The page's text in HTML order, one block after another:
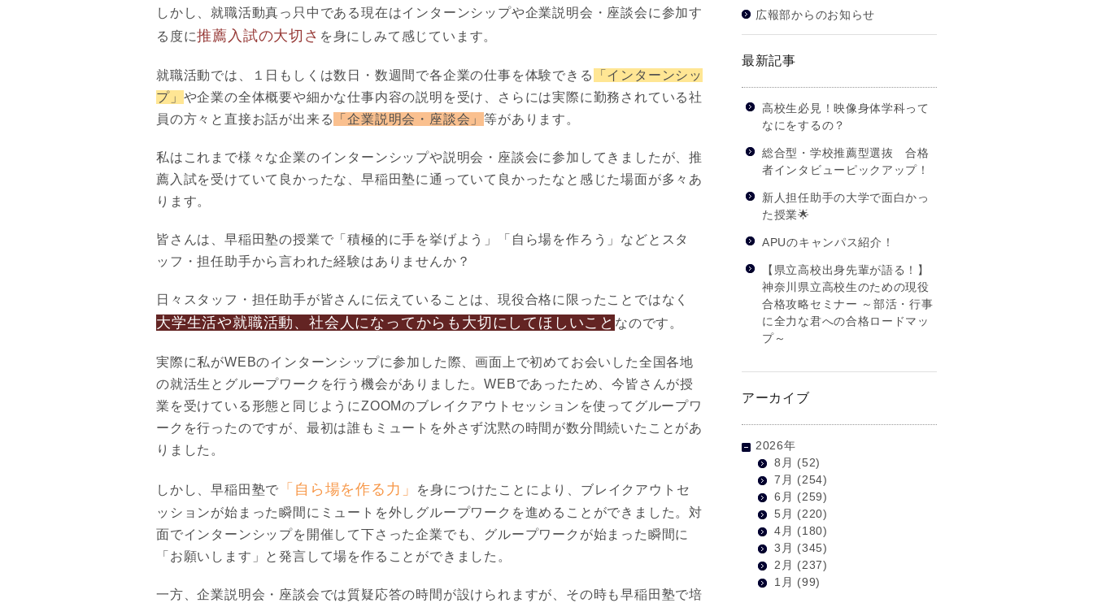
しかし、就職活動真っ只中である現在はインターンシップや企業説明会・座談会に参加す
る度に推薦入試の大切さ を身にしみて感じています。
就職活動では、１日もしくは数日・数週間で各企業の仕事を体験できる
「インターンシッ
プ」 や企業の全体概要や細かな仕事内容の説明を受け、さらには実際に勤務されている社
員の方々と直接お話が出来る
「企業説明会・座談会」 等があります。
私はこれまで様々な企業のインターンシップや説明会・座談会に参加してきましたが、推
薦入試を受けていて良かったな、早稲田塾に通っていて良かったなと感じた場面が多々あ
ります。
皆さんは、早稲田塾の授業で 「積極的に手を挙げよう」 「自ら場を作ろう」 などとスタ
ッフ・担任助手から言われた経験はありませんか？
日々スタッフ・担任助手が皆さんに伝えていることは、現役合格に限ったことではなく
大学生活や就職活動、社会人になってからも大切にしてほしいこと なのです。
実際に私がWEBのインターンシップに参加した際、画面上で初めてお会いした全国各地
の就活生とグループワークを行う機会がありました。WEBであったため、今皆さんが授
業を受けている形態と同じようにZOOMのブレイクアウトセッションを使ってグループワ
ークを行ったのですが、最初は誰もミュートを外さず沈黙の時間が数分間続いたことがあ
りました。
しかし、早稲田塾で 「自ら場を作る力」
を身につけたことにより、ブレイクアウトセ
ッションが始まった瞬間にミュートを外しグループワークを進めることができました。対
面でインターンシップを開催して下さった企業でも、グループワークが始まった瞬間に
「お願いします」と発言して場を作ることができました。
一方、企業説明会・座談会では質疑応答の時間が設けられますが、その時も早稲田塾で培
広報部からのお知らせ
最新記事
高校生必見！映像身体学科って
なにをするの？
総合型・学校推薦型選抜 合格
者インタビューピックアップ！
新人担任助手の大学で面白かっ
た授業🌟
APUのキャンパス紹介！
【県立高校出身先輩が語る！】
神奈川県立高校生のための現役
合格攻略セミナー ～部活・行事
に全力な君への合格ロードマッ
プ～
アーカイブ
2026年
8月 (52)
7月 (254)
6月 (259)
5月 (220)
4月 (180)
3月 (345)
2月 (237)
1月 (99)